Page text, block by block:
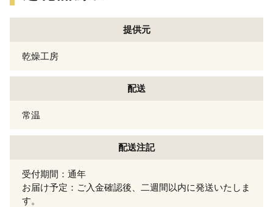
提供元
乾燥工房
配送
常温
配送注記
受付期間：通年
お届け予定：ご入金確認後、二週間以内に発送いたしま
す。